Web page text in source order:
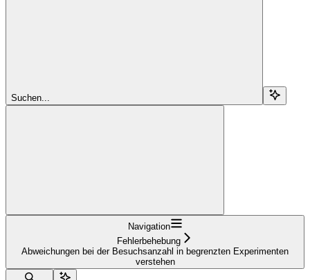
Suchen...
Navigation
Fehlerbehebung
Abweichungen bei der Besuchsanzahl in begrenzten Experimenten
verstehen